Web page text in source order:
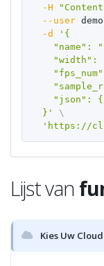
-H
--user
-d
'{
"name":
    "width":
"json":
  }'
\
'https://
Lijst van
Kies Uw Cloud